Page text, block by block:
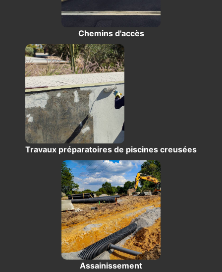
Chemins d'accès
Travaux préparatoires de piscines creusées
Assainissement